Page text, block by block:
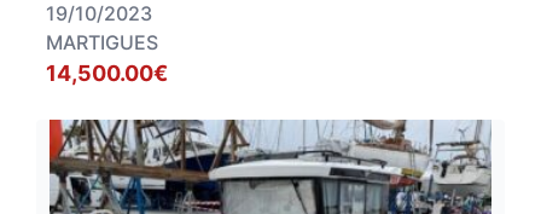
19/10/2023
MARTIGUES
14,500.00€